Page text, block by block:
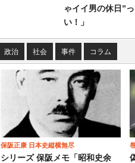
ゃイイ男の休日”
い！」
政治 社会 事件 コラム
保阪正康 日本史縦横無尽
シリーズ 保阪メモ「昭和史余